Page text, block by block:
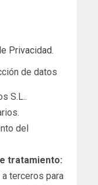
Privacidad.
de datos
S.L..
del
tratamiento:
terceros para